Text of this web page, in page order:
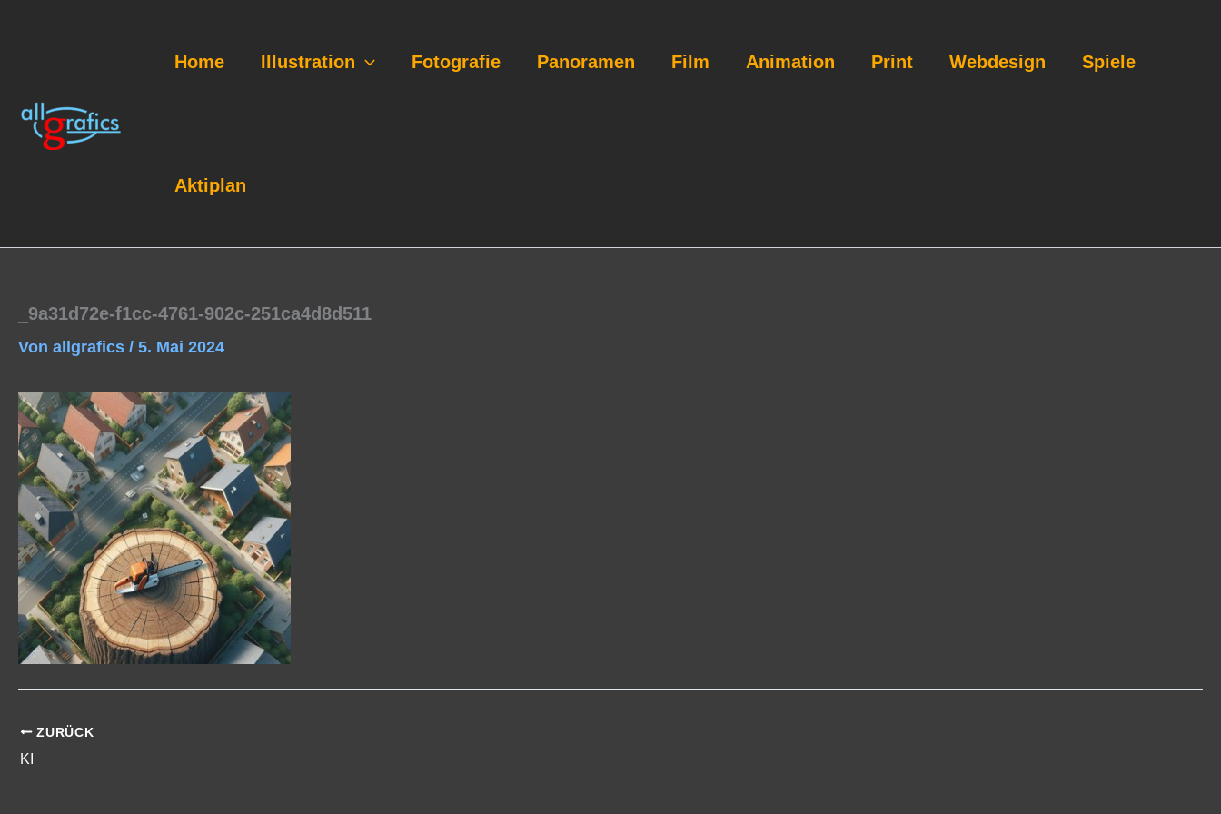
Home Illustration Fotografie Panoramen Film Animation Print Webdesign Spiele
Aktiplan
_9a31d72e-f1cc-4761-902c-251ca4d8d511
Von allgrafics / 5. Mai 2024
ZURÜCK
KI